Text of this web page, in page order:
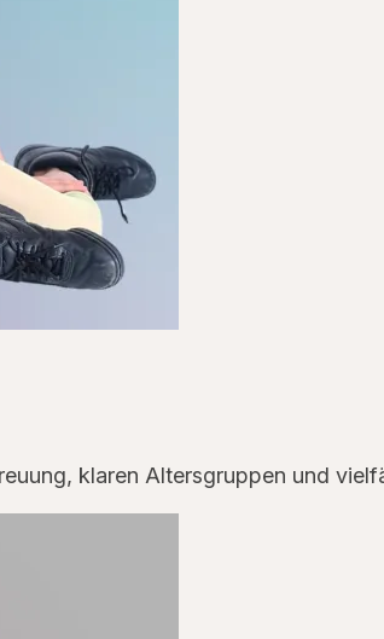
klaren Altersgruppen und